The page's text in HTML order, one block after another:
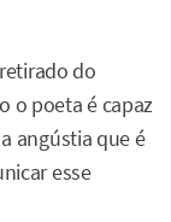
do
o poeta é capaz
angústia que é
esse